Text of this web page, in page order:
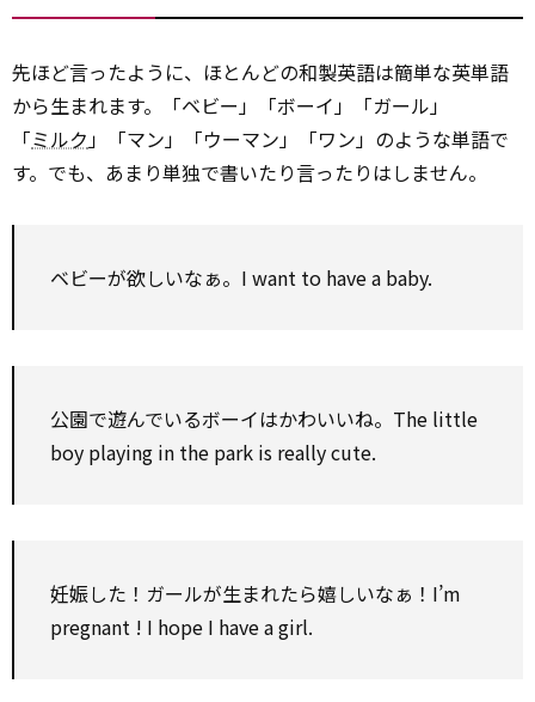
先ほど言ったように、ほとんどの和製英語は簡単な英単語
から生まれます。「ベビー」「ボーイ」「ガール」
「ミルク」「マン」「ウーマン」「ワン」のような単語で
す。でも、あまり単独で書いたり言ったりはしません。
ベビーが欲しいなぁ。I want to have a baby.
公園で遊んでいるボーイはかわいいね。The little
boy playing in the park is really cute.
妊娠した！ガールが生まれたら嬉しいなぁ！I’m
pregnant ! I hope I have a girl.